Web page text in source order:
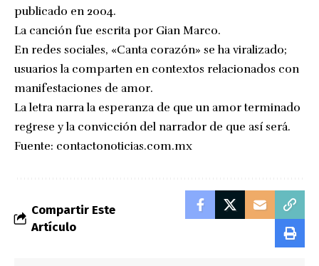
publicado en 2004.
La canción fue escrita por Gian Marco.
En redes sociales, «Canta corazón» se ha viralizado;
usuarios la comparten en contextos relacionados con
manifestaciones de amor.
La letra narra la esperanza de que un amor terminado
regrese y la convicción del narrador de que así será.
Fuente: contactonoticias.com.mx
Compartir Este
Artículo